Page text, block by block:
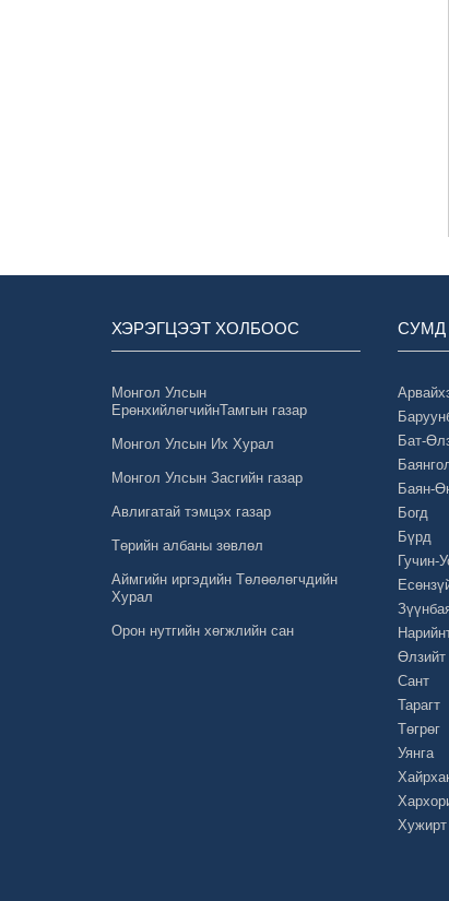
ХЭРЭГЦЭЭТ ХОЛБООС
Монгол Улсын
ЕрөнхийлөгчийнТамгын газар
Монгол Улсын Их Хурал
Монгол Улсын Засгийн газар
Авлигатай тэмцэх газар
Төрийн албаны зөвлөл
Аймгийн иргэдийн Төлөөлөгчдийн
Хурал
Орон нутгийн хөгжлийн сан
СУМД
Бат-
Баян-
Богд
Бүрд
Гучин-
Өлзийт
Сант
Тарагт
Төгрөг
Уянга
Хужирт